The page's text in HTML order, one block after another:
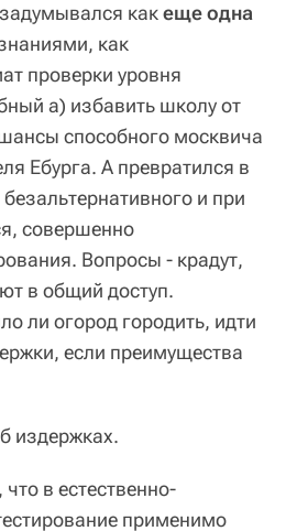
какеще одна
как
проверки уровня
а) избавить школу от
способного москвича
Ебурга. А превратился в
и при
совершенно
Вопросы - крадут,
в общий доступ.
ли огород городить, идти
если преимущества
издержках.
в естественно-
применимо